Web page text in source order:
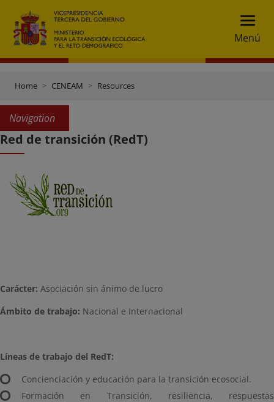
Menú
Home CENEAM Resources
Navigation
Red de transición (RedT)
Carácter: Asociación sin ánimo de lucro
Ámbito de trabajo: Nacional e Internacional
Líneas de trabajo del RedT:
Concienciación y educación para la transición ecosocial.
Formación en Transición, resiliencia, respuestas